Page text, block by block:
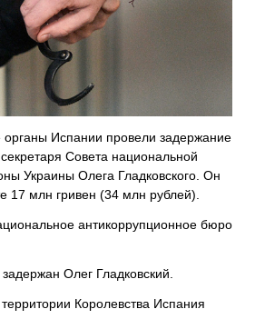
Испании провели задержание
Совета национальной
Украины Олега Гладковского. Он
17 млн гривен (34 млн рублей).
антикоррупционное бюро
Олег Гладковский.
Королевства Испания